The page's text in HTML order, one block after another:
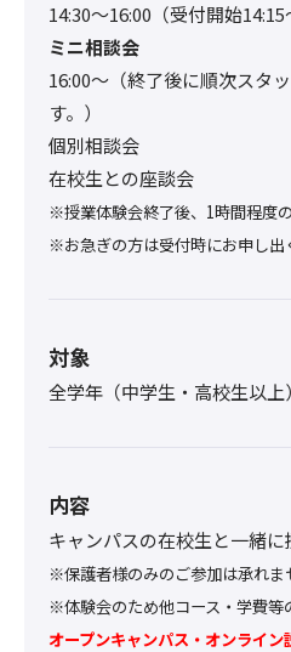
14:30〜16:00（受付開始14:15
ミニ相談会
16:00〜（終了後に順次スタ
す。）
個別相談会
在校生との座談会
※授業体験会終了後、1時間程度の
※お急ぎの方は受付時にお申し出
対象
全学年（中学生・高校生以上
内容
キャンパスの在校生と一緒に
※保護者様のみのご参加は承れま
※体験会のため他コース・学費等
オープンキャンパス・オンライ